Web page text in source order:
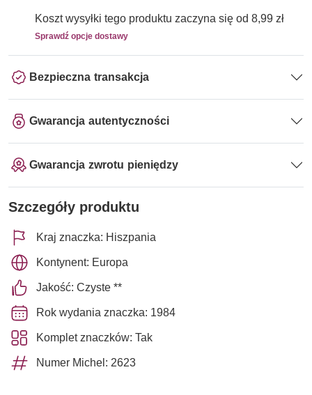
Koszt wysyłki tego produktu zaczyna się od 8,99 zł
Sprawdź opcje dostawy
Bezpieczna transakcja
Gwarancja autentyczności
Gwarancja zwrotu pieniędzy
Szczegóły produktu
Kraj znaczka: Hiszpania
Kontynent: Europa
Jakość: Czyste **
Rok wydania znaczka: 1984
Komplet znaczków: Tak
Numer Michel: 2623